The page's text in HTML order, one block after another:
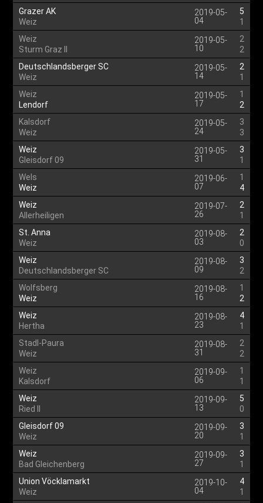
Grazer AK
Weiz
2019-05-
04
5
1
Weiz
Sturm Graz II
2019-05-
10
2
2
Deutschlandsberger SC
Weiz
2019-05-
14
2
1
Weiz
Lendorf
2019-05-
17
1
2
Kalsdorf
Weiz
2019-05-
24
3
3
Weiz
Gleisdorf 09
2019-05-
31
3
1
Wels
Weiz
2019-06-
07
1
4
Weiz
Allerheiligen
2019-07-
26
2
1
St. Anna
Weiz
2019-08-
03
2
0
Weiz
Deutschlandsberger SC
2019-08-
09
3
2
Wolfsberg
Weiz
2019-08-
16
1
2
Weiz
Hertha
2019-08-
23
4
1
Stadl-Paura
Weiz
2019-08-
31
2
2
Weiz
Kalsdorf
2019-09-
06
1
1
Weiz
Ried II
2019-09-
13
5
0
Gleisdorf 09
Weiz
2019-09-
20
3
1
Weiz
Bad Gleichenberg
2019-09-
27
3
1
Union Vöcklamarkt
Weiz
2019-10-
04
4
1